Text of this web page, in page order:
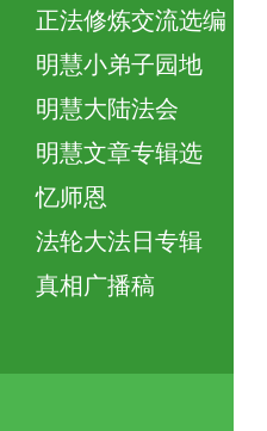
正法修炼交流选编
明慧小弟子园地
明慧大陆法会
明慧文章专辑选
忆师恩
法轮大法日专辑
真相广播稿